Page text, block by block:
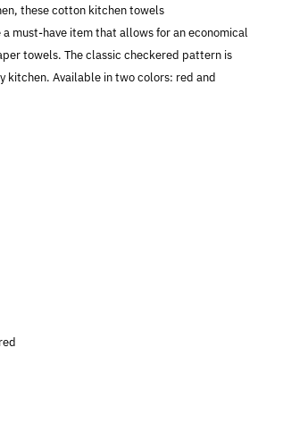
these cotton kitchen towels
must-have item that allows for an economical
towels. The classic checkered pattern is
kitchen. Available in two colors: red and